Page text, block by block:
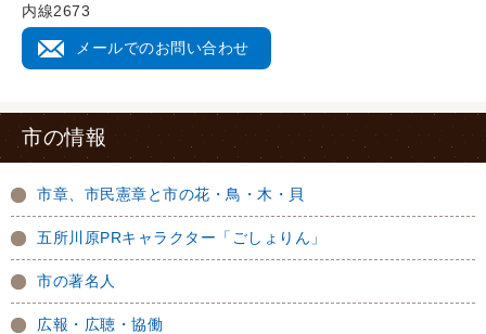
内線2673
メールでのお問い合わせ
市の情報
市章、市民憲章と市の花・鳥・木・貝
五所川原PRキャラクター「ごしょりん」
市の著名人
広報・広聴・協働